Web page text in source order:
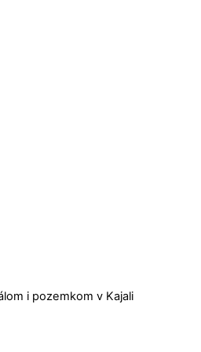
i pozemkom v Kajali